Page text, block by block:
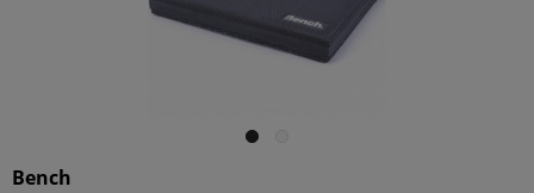
Bench